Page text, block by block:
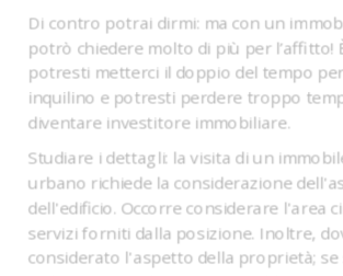
Di contro potrai dirmi: ma con un
potrò chiedere molto di più per l’affitto!
potresti metterci il doppio del tempo
inquilino e potresti perdere troppo
diventare investitore immobiliare.
Studiare i dettagli: la visita di un
urbano richiede la considerazione
dell'edificio. Occorre considerare l'area
servizi forniti dalla posizione. Inoltre,
considerato l'aspetto della proprietà; se